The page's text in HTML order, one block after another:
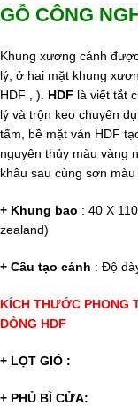
GỖ CÔNG
Khung xương cánh
lý, ở hai mặt khung
HDF , ). HDF là viết tắt
lý và trộn keo chuyên
tấm, bề mặt ván HDF
nguyên thủy màu vàng
khâu sau cùng sơn màu
+ Khung bao : 40 X
zealand)
+ Cấu tạo cánh : Độ
KÍCH THƯỚC PHONG
DÒNG HDF
+ LỌT GIÓ :
+ PHỦ BÌ